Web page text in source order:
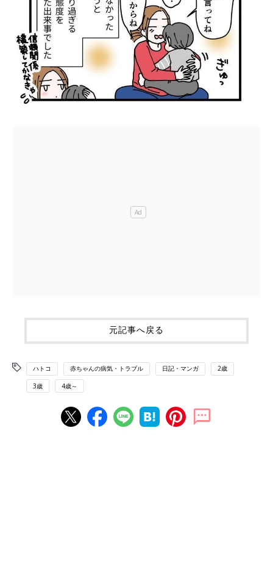
元記事へ戻る
ハトコ 赤ちゃんの病気・トラブル 日記・マンガ 2歳
3歳 4歳～